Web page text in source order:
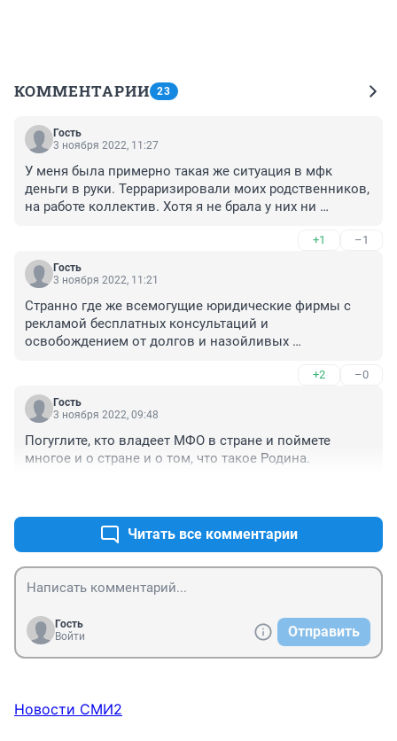
КОММЕНТАРИИ 23
Гость
3 ноября 2022, 11:27
У меня была примерно такая же ситуация в мфк
деньги в руки. Терраризировали моих родственников,
на работе коллектив. Хотя я не брала у них ни
не смогла расплатиться. Обращалась в милицию и
фсспс никто мне не помог. Всё отписались.
Оказывается у коллекторов больше полномочий и
защищать.
+1 –1
Гость
3 ноября 2022, 11:21
Странно где же всемогущие юридические фирмы с
рекламой бесплатных консультаций и
освобождением от долгов и назойливых
+2 –0
Гость
3 ноября 2022, 09:48
Погуглите, кто владеет МФО в стране и поймете
многое и о стране и о том, что такое Родина.
Читать все комментарии
Гость
Войти
Отправить
Новости СМИ2